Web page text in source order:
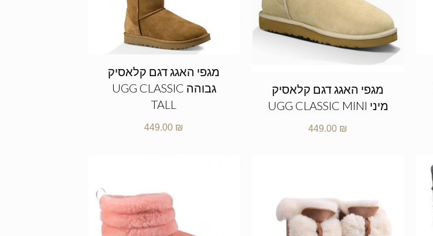
מגפי האגג דגם קלאסיק
מיני UGG CLASSIC MINI
449.00 ₪
מגפי האגג דגם קלאסיק
גבוהה UGG CLASSIC
TALL
449.00 ₪